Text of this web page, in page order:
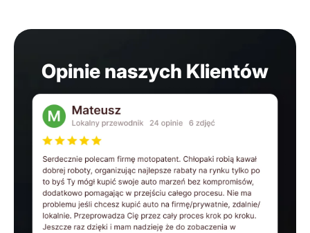
Opinie naszych Klientów